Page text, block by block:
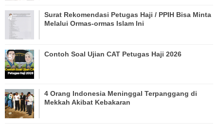
Surat Rekomendasi Petugas Haji / PPIH Bisa Minta
Melalui Ormas-ormas Islam Ini
Contoh Soal Ujian CAT Petugas Haji 2026
4 Orang Indonesia Meninggal Terpanggang di
Mekkah Akibat Kebakaran